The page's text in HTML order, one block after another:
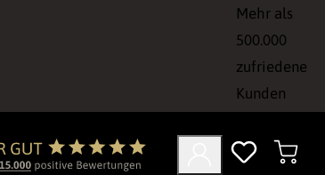
Mehr als
500.000
zufriedene
Kunden